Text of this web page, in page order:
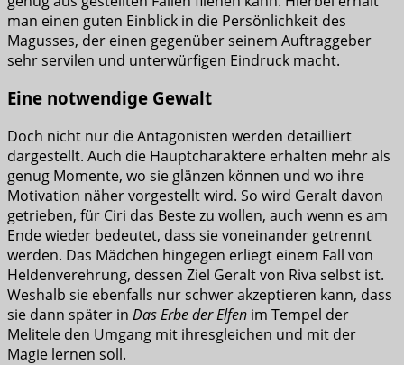
man einen guten Einblick in die Persönlichkeit des
Magusses, der einen gegenüber seinem Auftraggeber
sehr servilen und unterwürfigen Eindruck macht.
Eine notwendige Gewalt
Doch nicht nur die Antagonisten werden detailliert
dargestellt. Auch die Hauptcharaktere erhalten mehr als
genug Momente, wo sie glänzen können und wo ihre
Motivation näher vorgestellt wird. So wird Geralt davon
getrieben, für Ciri das Beste zu wollen, auch wenn es am
Ende wieder bedeutet, dass sie voneinander getrennt
werden. Das Mädchen hingegen erliegt einem Fall von
Heldenverehrung, dessen Ziel Geralt von Riva selbst ist.
Weshalb sie ebenfalls nur schwer akzeptieren kann, dass
sie dann später in Das Erbe der Elfen im Tempel der
Melitele den Umgang mit ihresgleichen und mit der
Magie lernen soll.